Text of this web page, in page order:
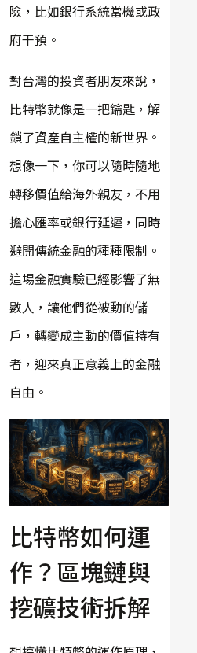
險，比如銀行系統當機或政
府干預。
對台灣的投資者朋友來說，
比特幣就像是一把鑰匙，解
鎖了資產自主權的新世界。
想像一下，你可以隨時隨地
轉移價值給海外親友，不用
擔心匯率或銀行延遲，同時
避開傳統金融的種種限制。
這場金融實驗已經影響了無
數人，讓他們從被動的儲
戶，轉變成主動的價值持有
者，迎來真正意義上的金融
自由。
比特幣如何運
作？區塊鏈與
挖礦技術拆解